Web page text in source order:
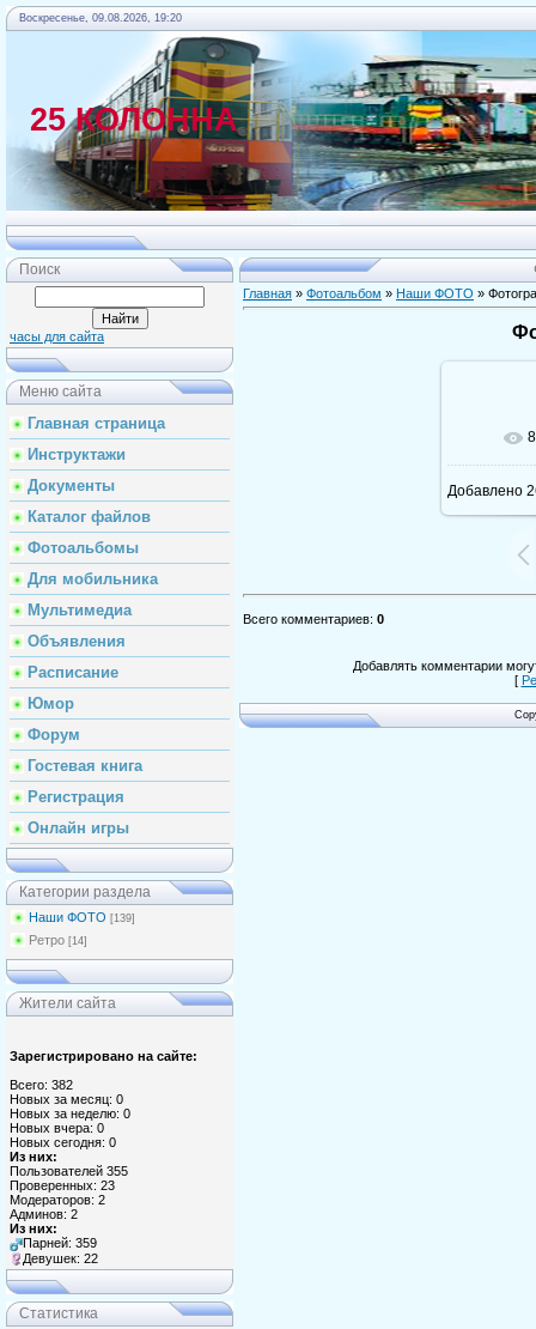
Воскресенье, 09.08.2026, 19:20
25 КОЛОННА
Поиск
часы для сайта
Меню сайта
Главная страница
Инструктажи
Документы
Каталог файлов
Фотоальбомы
Для мобильника
Мультимедиа
Объявления
Расписание
Юмор
Форум
Гостевая книга
Регистрация
Онлайн игры
Категории раздела
Наши ФОТО [139]
Ретро [14]
Жители сайта
Зарегистрировано на сайте:
Всего: 382
Новых за месяц: 0
Новых за неделю: 0
Новых вчера: 0
Новых сегодня: 0
Из них:
Пользователей 355
Проверенных: 23
Модераторов: 2
Админов: 2
Из них:
Парней: 359
Девушек: 22
Статистика
Главная » Фотоальбом » Наши ФОТО »
Добавлено
Всего комментариев: 0
Добавлять комментарии
[